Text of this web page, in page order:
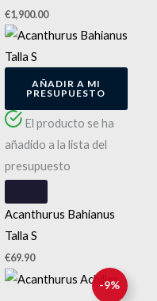
€1,900.00
AÑADIR A MI
PRESUPUESTO
El producto se ha
añadido a la lista del
presupuesto
Acanthurus Bahianus
Talla S
€69.90
-9%
El
El
precio